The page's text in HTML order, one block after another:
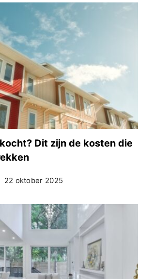
Dit zijn de kosten die
22 oktober 2025